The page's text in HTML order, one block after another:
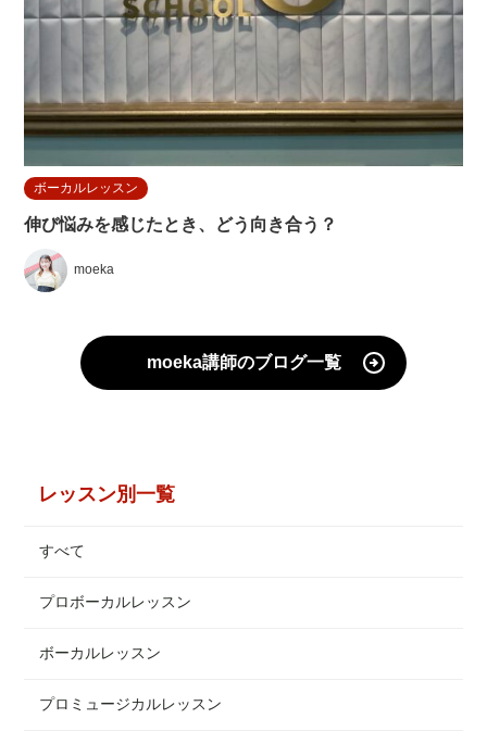
ボーカルレッスン
伸び悩みを感じたとき、どう向き合う？
moeka
moeka講師のブログ一覧
レッスン別一覧
すべて
プロボーカルレッスン
ボーカルレッスン
プロミュージカルレッスン